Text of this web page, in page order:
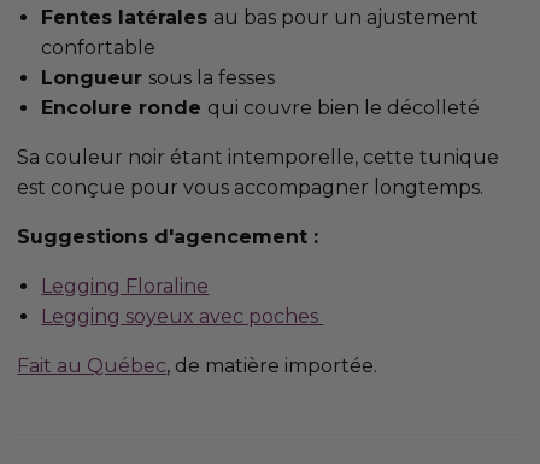
Fentes latérales au bas pour un ajustement
confortable
Longueursous la fesses
Encolure ronde qui couvre bien le décolleté
Sa couleur noir étant intemporelle, cette tunique
est conçue pour vous accompagner longtemps.
Suggestions d'agencement :
Legging Floraline
Legging soyeux avec poches
Fait au Québec, de matière importée.